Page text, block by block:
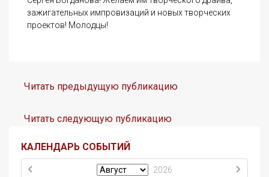
зажигательных импровизаций и новых творческих
проектов! Молодцы!
Читать предыдущую публикацию
Читать следующую публикацию
КАЛЕНДАРЬ СОБЫТИЙ
2026